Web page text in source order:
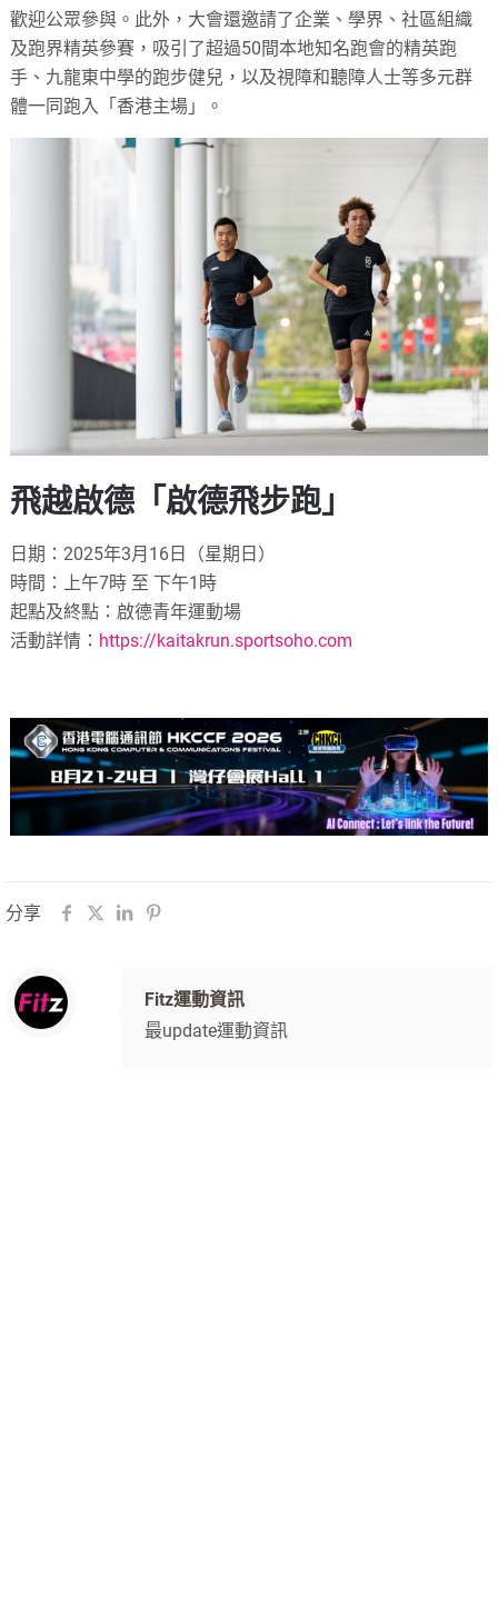
歡迎公眾參與。此外，大會還邀請了企業、學界、社區組織
及跑界精英參賽，吸引了超過50間本地知名跑會的精英跑
手、九龍東中學的跑步健兒，以及視障和聽障人士等多元群
體一同跑入「香港主場」。
飛越啟德「啟德飛步跑」
日期：2025年3月16日（星期日）
時間：上午7時 至 下午1時
起點及終點：啟德青年運動場
活動詳情： https://kaitakrun.sportsoho.com
分享
Fitz運動資訊
最update運動資訊